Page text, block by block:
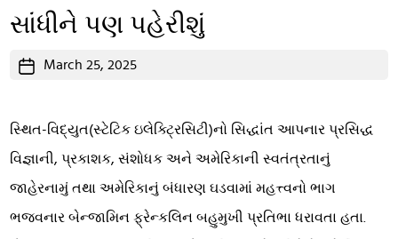
સાંધીને પણ પહેરીશું
PostMarch 25, 2025
સ્થિત-વિદ્યુત(સ્ટેટિક ઇલેક્ટ્રિસિટી)નો સિદ્ધાંત આપનાર પ્રસિદ્ધ
વિજ્ઞાની, પ્રકાશક, સંશોધક અને અમેરિકાની સ્વતંત્રતાનું
જાહેરનામું તથા અમેરિકાનું બંધારણ ઘડવામાં મહત્ત્વનો ભાગ
ભજવનાર બેન્જામિન ફ્રેન્કલિન બહુમુખી પ્રતિભા ધરાવતા હતા.